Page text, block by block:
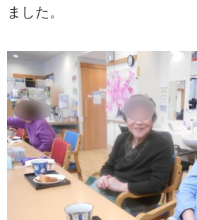
ました。